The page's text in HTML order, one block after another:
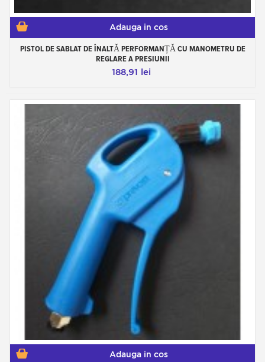
Adauga in cos
PISTOL DE SABLAT DE ÎNALTĂ PERFORMANȚĂ CU MANOMETRU DE
REGLARE A PRESIUNII
188,91 lei
Adauga in cos